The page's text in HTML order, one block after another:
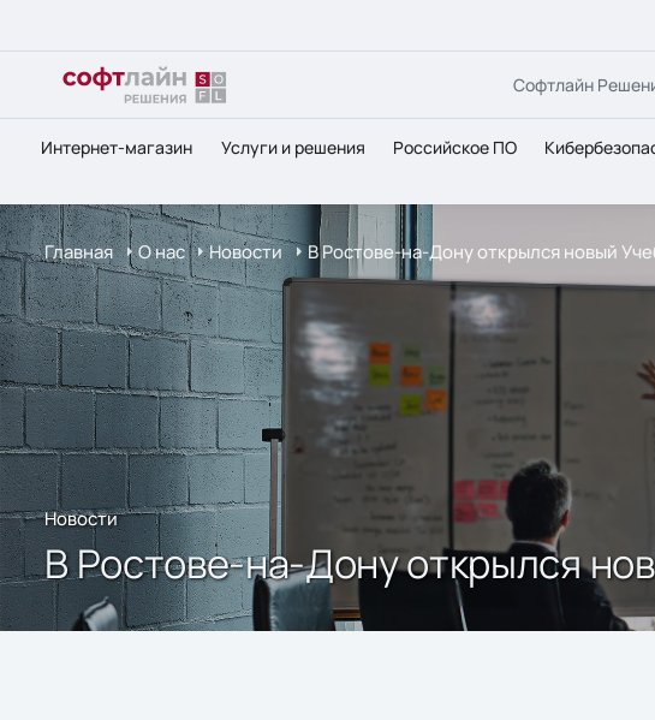
Софтлайн
Интернет-магазин Услуги и решения Российское ПО
Главная О нас Новости В Ростове-на-Дону открылся новый
Новости
В Ростове-на-Дону открылся